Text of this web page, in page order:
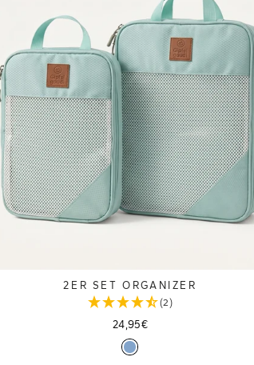
2ER SET ORGANIZER
(2)
24,95€